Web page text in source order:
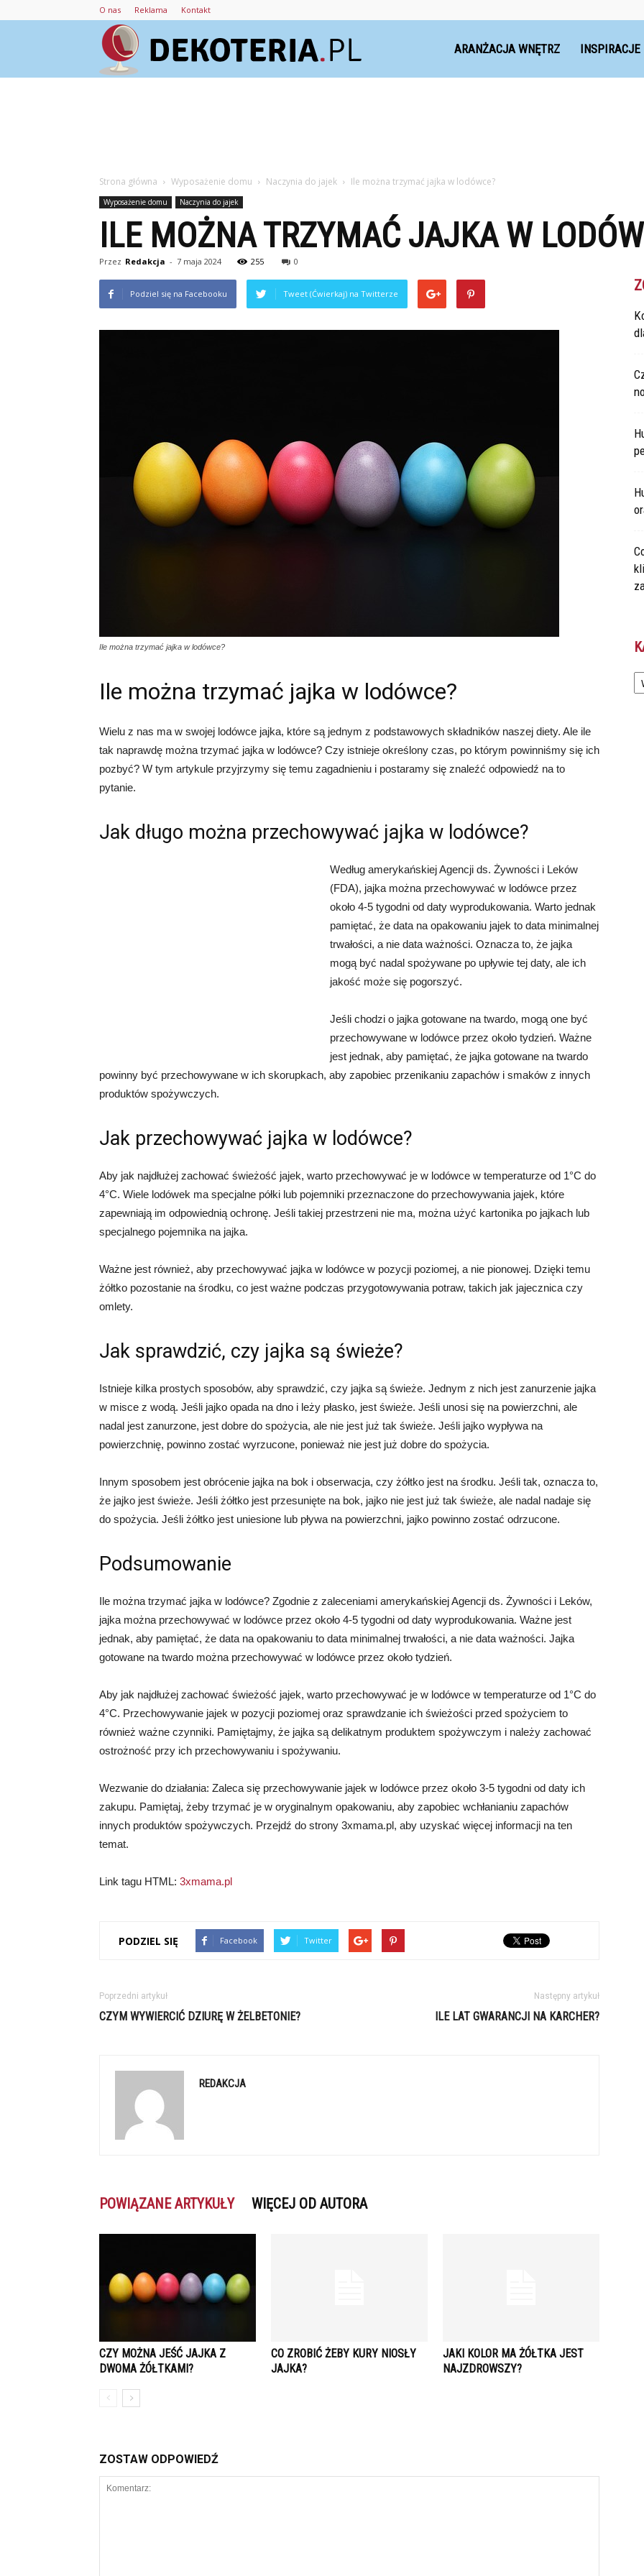
O nas Reklama Kontakt
ARANŻACJA WNĘTRZ INSPIRACJE
Strona główna Wyposażenie domu Naczynia do jajek Ile można trzymać jajka w lodówce?
Wyposażenie domu Naczynia do jajek
ILE MOŻNA TRZYMAĆ JAJKA W
Przez Redakcja - 7 maja 2024 255 0
Podziel się na Facebooku Tweet (Ćwierkaj) na Twitterze
Ile można trzymać jajka w lodówce?
Ile można trzymać jajka w lodówce?
Wielu z nas ma w swojej lodówce jajka, które są jednym z podstawowych składników naszej diety. Ale ile
tak naprawdę można trzymać jajka w lodówce? Czy istnieje określony czas, po którym powinniśmy się ich
pozbyć? W tym artykule przyjrzymy się temu zagadnieniu i postaramy się znaleźć odpowiedź na to
pytanie.
Jak długo można przechowywać jajka w lodówce?
Według amerykańskiej Agencji ds. Żywności i Leków
(FDA), jajka można przechowywać w lodówce przez
około 4-5 tygodni od daty wyprodukowania. Warto jednak
pamiętać, że data na opakowaniu jajek to data minimalnej
trwałości, a nie data ważności. Oznacza to, że jajka
mogą być nadal spożywane po upływie tej daty, ale ich
jakość może się pogorszyć.
Jeśli chodzi o jajka gotowane na twardo, mogą one być
przechowywane w lodówce przez około tydzień. Ważne
jest jednak, aby pamiętać, że jajka gotowane na twardo
powinny być przechowywane w ich skorupkach, aby zapobiec przenikaniu zapachów i smaków z innych
produktów spożywczych.
Jak przechowywać jajka w lodówce?
Aby jak najdłużej zachować świeżość jajek, warto przechowywać je w lodówce w temperaturze od 1°C do
4°C. Wiele lodówek ma specjalne półki lub pojemniki przeznaczone do przechowywania jajek, które
zapewniają im odpowiednią ochronę. Jeśli takiej przestrzeni nie ma, można użyć kartonika po jajkach lub
specjalnego pojemnika na jajka.
Ważne jest również, aby przechowywać jajka w lodówce w pozycji poziomej, a nie pionowej. Dzięki temu
żółtko pozostanie na środku, co jest ważne podczas przygotowywania potraw, takich jak jajecznica czy
omlety.
Jak sprawdzić, czy jajka są świeże?
Istnieje kilka prostych sposobów, aby sprawdzić, czy jajka są świeże. Jednym z nich jest zanurzenie jajka
w misce z wodą. Jeśli jajko opada na dno i leży płasko, jest świeże. Jeśli unosi się na powierzchni, ale
nadal jest zanurzone, jest dobre do spożycia, ale nie jest już tak świeże. Jeśli jajko wypływa na
powierzchnię, powinno zostać wyrzucone, ponieważ nie jest już dobre do spożycia.
Innym sposobem jest obrócenie jajka na bok i obserwacja, czy żółtko jest na środku. Jeśli tak, oznacza to,
że jajko jest świeże. Jeśli żółtko jest przesunięte na bok, jajko nie jest już tak świeże, ale nadal nadaje się
do spożycia. Jeśli żółtko jest uniesione lub pływa na powierzchni, jajko powinno zostać odrzucone.
Podsumowanie
Ile można trzymać jajka w lodówce? Zgodnie z zaleceniami amerykańskiej Agencji ds. Żywności i Leków,
jajka można przechowywać w lodówce przez około 4-5 tygodni od daty wyprodukowania. Ważne jest
jednak, aby pamiętać, że data na opakowaniu to data minimalnej trwałości, a nie data ważności. Jajka
gotowane na twardo można przechowywać w lodówce przez około tydzień.
Aby jak najdłużej zachować świeżość jajek, warto przechowywać je w lodówce w temperaturze od 1°C do
4°C. Przechowywanie jajek w pozycji poziomej oraz sprawdzanie ich świeżości przed spożyciem to
również ważne czynniki. Pamiętajmy, że jajka są delikatnym produktem spożywczym i należy zachować
ostrożność przy ich przechowywaniu i spożywaniu.
Wezwanie do działania: Zaleca się przechowywanie jajek w lodówce przez około 3-5 tygodni od daty ich
zakupu. Pamiętaj, żeby trzymać je w oryginalnym opakowaniu, aby zapobiec wchłanianiu zapachów
innych produktów spożywczych. Przejdź do strony 3xmama.pl, aby uzyskać więcej informacji na ten
temat.
Link tagu HTML: 3xmama.pl
PODZIEL SIĘ Facebook Twitter
Poprzedni artykuł
CZYM WYWIERCIĆ DZIURĘ W ŻELBETONIE?
Następny artykuł
ILE LAT GWARANCJI NA KARCHER?
REDAKCJA
POWIĄZANE ARTYKUŁY WIĘCEJ OD AUTORA
CZY MOŻNA JEŚĆ JAJKA Z
DWOMA ŻÓŁTKAMI?
CO ZROBIĆ ŻEBY KURY NIOSŁY
JAJKA?
JAKI KOLOR MA ŻÓŁTKA JEST
NAJZDROWSZY?
ZOSTAW ODPOWIEDŹ